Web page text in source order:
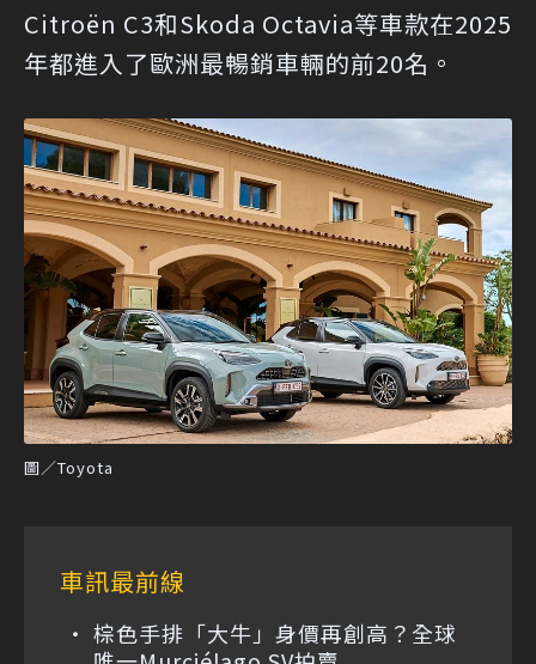
Citroën C3和Skoda Octavia等車款在2025
年都進入了歐洲最暢銷車輛的前20名。
圖／Toyota
車訊最前線
棕色手排「大牛」身價再創高？全球